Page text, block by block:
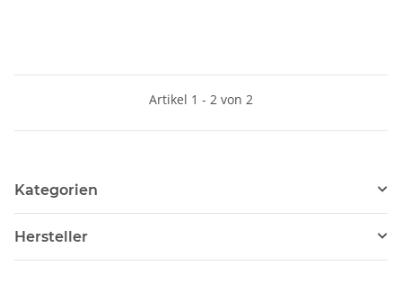
Artikel 1 - 2 von 2
Kategorien
Hersteller